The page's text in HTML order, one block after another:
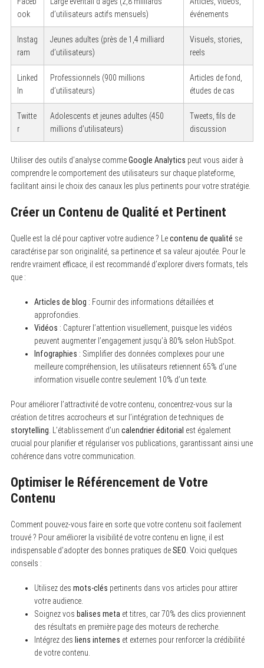
ook
d’utilisateurs actifs mensuels)
événements
Instag
ram
Jeunes adultes (près de 1,4 milliard
d’utilisateurs)
Visuels, stories,
reels
Linked
In
Professionnels (900 millions
d’utilisateurs)
Articles de fond,
études de cas
Twitte
r
Adolescents et jeunes adultes (450
millions d’utilisateurs)
Tweets, fils de
discussion
Utiliser des outils d’analyse commeGoogle Analytics peut vous aider à
comprendre le comportement des utilisateurs sur chaque plateforme,
facilitant ainsi le choix des canaux les plus pertinents pour votre stratégie.
Créer un Contenu de Qualité et Pertinent
Quelle est la clé pour captiver votre audience ? Lecontenu de qualité se
caractérise par son originalité, sa pertinence et sa valeur ajoutée. Pour le
rendre vraiment efficace, il est recommandé d’explorer divers formats, tels
que :
Articles de blog : Fournir des informations détaillées et
approfondies.
Vidéos : Capturer l’attention visuellement, puisque les vidéos
peuvent augmenter l’engagement jusqu’à 80% selon HubSpot.
Infographies : Simplifier des données complexes pour une
meilleure compréhension, les utilisateurs retiennent 65% d’une
information visuelle contre seulement 10% d’un texte.
Pour améliorer l’attractivité de votre contenu, concentrez-vous sur la
création de titres accrocheurs et sur l’intégration de techniques de
storytelling . L’établissement d’un calendrier éditorial est également
crucial pour planifier et régulariser vos publications, garantissant ainsi une
cohérence dans votre communication.
Optimiser le Référencement de Votre
Contenu
Comment pouvez-vous faire en sorte que votre contenu soit facilement
trouvé ? Pour améliorer la visibilité de votre contenu en ligne, il est
indispensable d’adopter des bonnes pratiques deSEO . Voici quelques
conseils :
Utilisez des mots-clés pertinents dans vos articles pour attirer
votre audience.
Soignez vos balises meta et titres, car 70% des clics proviennent
des résultats en première page des moteurs de recherche.
Intégrez des liens internes et externes pour renforcer la crédibilité
de votre contenu.
a
c
o
r
: